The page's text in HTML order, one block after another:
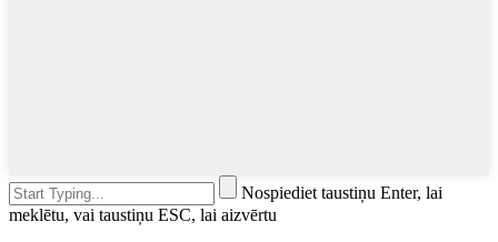
Nospiediet taustiņu Enter, lai
meklētu, vai taustiņu ESC, lai aizvērtu